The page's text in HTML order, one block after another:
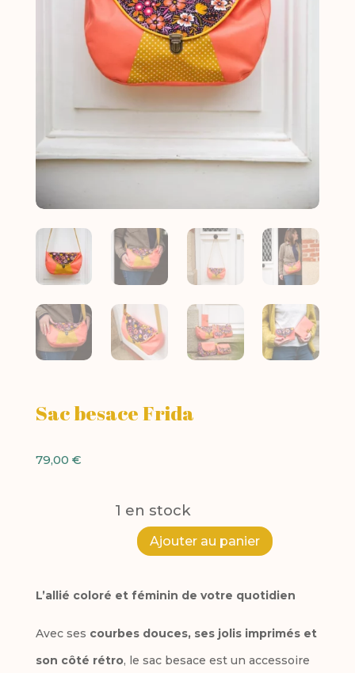
Sac besace Frida
79,00 €
1 en stock
quantité
besace
Frida
Ajouter au panier
t
L’allié coloré et féminin de votre quotidien
Avec ses courbes douces, ses jolis imprimés et
son côté rétro, le sac besace est un accessoire